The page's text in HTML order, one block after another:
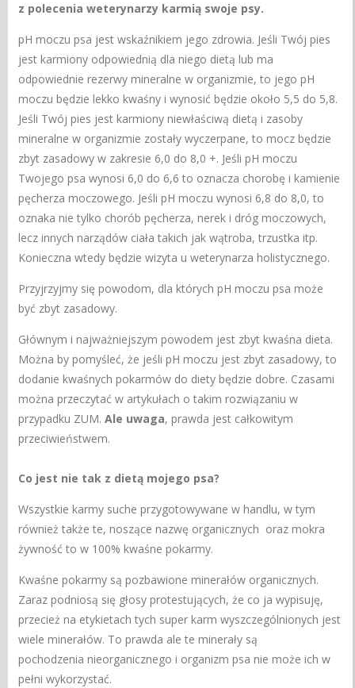
z polecenia weterynarzy karmią swoje psy.
pH moczu psa jest wskaźnikiem jego zdrowia. Jeśli Twój pies
jest karmiony odpowiednią dla niego dietą lub ma
odpowiednie rezerwy mineralne w organizmie, to jego pH
moczu będzie lekko kwaśny i wynosić będzie około 5,5 do 5,8.
Jeśli Twój pies jest karmiony niewłaściwą dietą i zasoby
mineralne w organizmie zostały wyczerpane, to mocz będzie
zbyt zasadowy w zakresie 6,0 do 8,0 +. Jeśli pH moczu
Twojego psa wynosi 6,0 do 6,6 to oznacza chorobę i kamienie
pęcherza moczowego. Jeśli pH moczu wynosi 6,8 do 8,0, to
oznaka nie tylko chorób pęcherza, nerek i dróg moczowych,
lecz innych narządów ciała takich jak wątroba, trzustka itp.
Konieczna wtedy będzie wizyta u weterynarza holistycznego.
Przyjrzyjmy się powodom, dla których pH moczu psa może
być zbyt zasadowy.
Głównym i najważniejszym powodem jest zbyt kwaśna dieta.
Można by pomyśleć, że jeśli pH moczu jest zbyt zasadowy, to
dodanie kwaśnych pokarmów do diety będzie dobre. Czasami
można przeczytać w artykułach o takim rozwiązaniu w
przypadku ZUM.Ale uwaga, prawda jest całkowitym
przeciwieństwem.
Co jest nie tak z dietą mojego psa?
Wszystkie karmy suche przygotowywane w handlu, w tym
również także te, noszące nazwę organicznych oraz mokra
żywność to w 100% kwaśne pokarmy.
Kwaśne pokarmy są pozbawione minerałów organicznych.
Zaraz podniosą się głosy protestujących, że co ja wypisuję,
przecież na etykietach tych super karm wyszczególnionych jest
wiele minerałów. To prawda ale te minerały są
pochodzenia nieorganicznego i organizm psa nie może ich w
pełni wykorzystać.